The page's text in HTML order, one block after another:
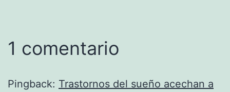
1 comentario
Pingback: Trastornos del sueño acechan a